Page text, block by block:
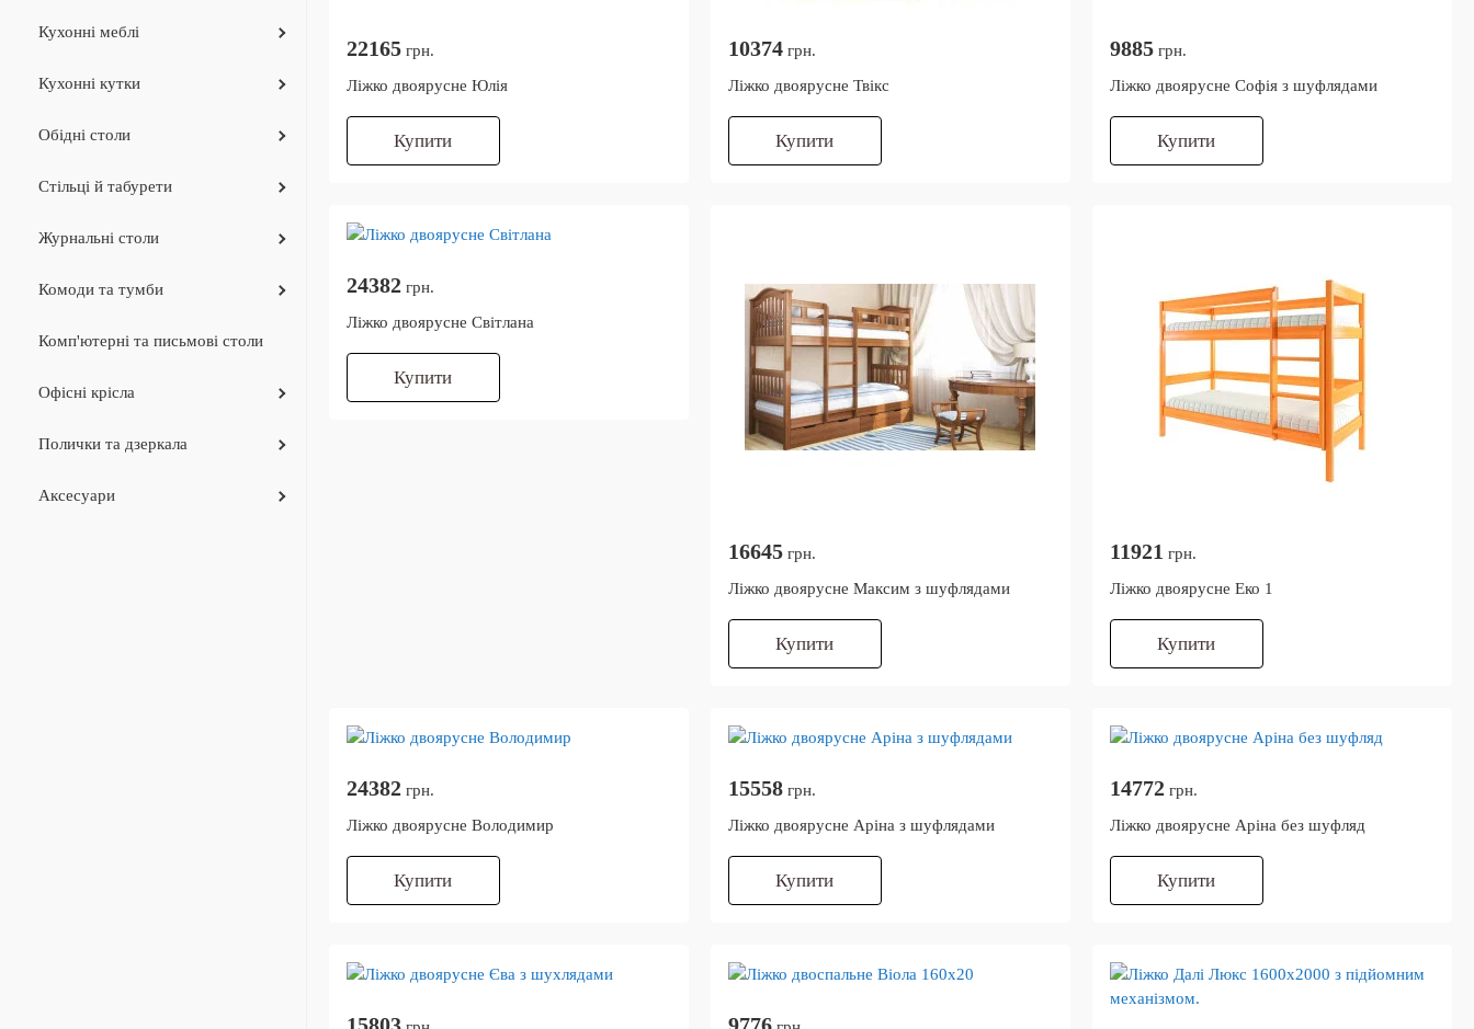
Кухонні меблі
Кухоннi кутки
Обідні столи
Стільці й табурети
Журнальнi столи
Комоди та тумби
Комп'ютерні та письмові столи
Офiснi крiсла
Полички та дзеркала
Аксесуари
22165грн.
Ліжко двоярусне Юлія
Купити
10374грн.
Ліжко двоярусне Твікс
Купити
9885грн.
Ліжко двоярусне Софія з шуфлядами
Купити
24382грн.
Ліжко двоярусне Світлана
Купити
16645грн.
Ліжко двоярусне Максим з шуфлядами
Купити
11921 грн.
Ліжко двоярусне Еко 1
Купити
24382грн.
Ліжко двоярусне Володимир
Купити
15558грн.
Ліжко двоярусне Аріна з шуфлядами
Купити
14772грн.
Ліжко двоярусне Аріна без шуфляд
Купити